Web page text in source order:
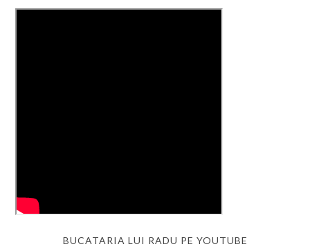
BUCATARIA LUI RADU PE YOUTUBE